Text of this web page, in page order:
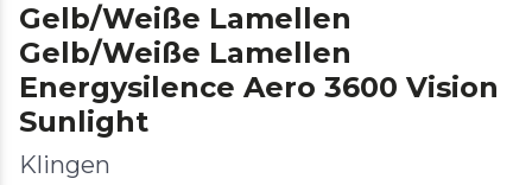
Gelb/Weiße Lamellen
Gelb/Weiße Lamellen
Energysilence Aero 3600 Vision
Sunlight
Klingen